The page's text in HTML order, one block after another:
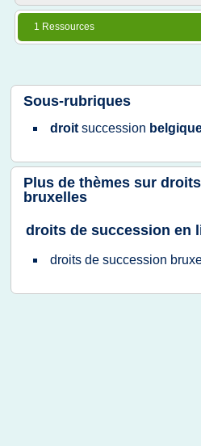
1 Ressources
Sous-rubriques
droit succession
Plus de thèmes sur
bruxelles
droits de succession en
droits de succession